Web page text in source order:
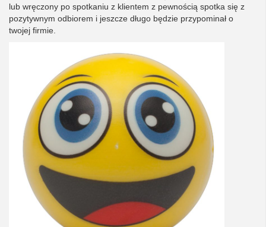
lub wręczony po spotkaniu z klientem z pewnością spotka się z
pozytywnym odbiorem i jeszcze długo będzie przypominał o
twojej firmie.